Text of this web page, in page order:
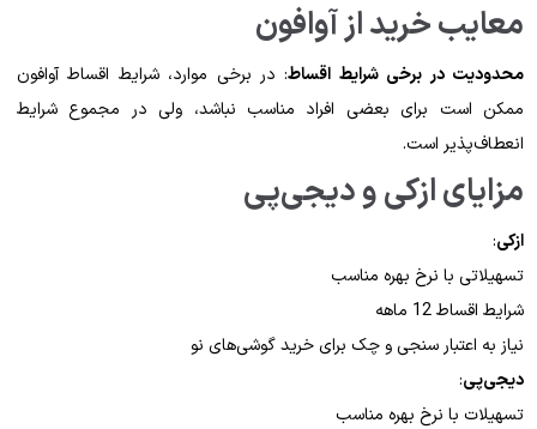
معایب خرید از آوافون
محدودیت در برخی شرایط اقساط: در برخی موارد، شرایط اقساط آوافون
ممکن است برای بعضی افراد مناسب نباشد، ولی در مجموع شرایط
انعطاف‌پذیر است.
مزایای ازکی و دیجی‌پی
ازکی:
تسهیلاتی با نرخ بهره مناسب
شرایط اقساط 12 ماهه
نیاز به اعتبار سنجی و چک برای خرید گوشی‌های نو
دیجی‌پی:
تسهیلات با نرخ بهره مناسب